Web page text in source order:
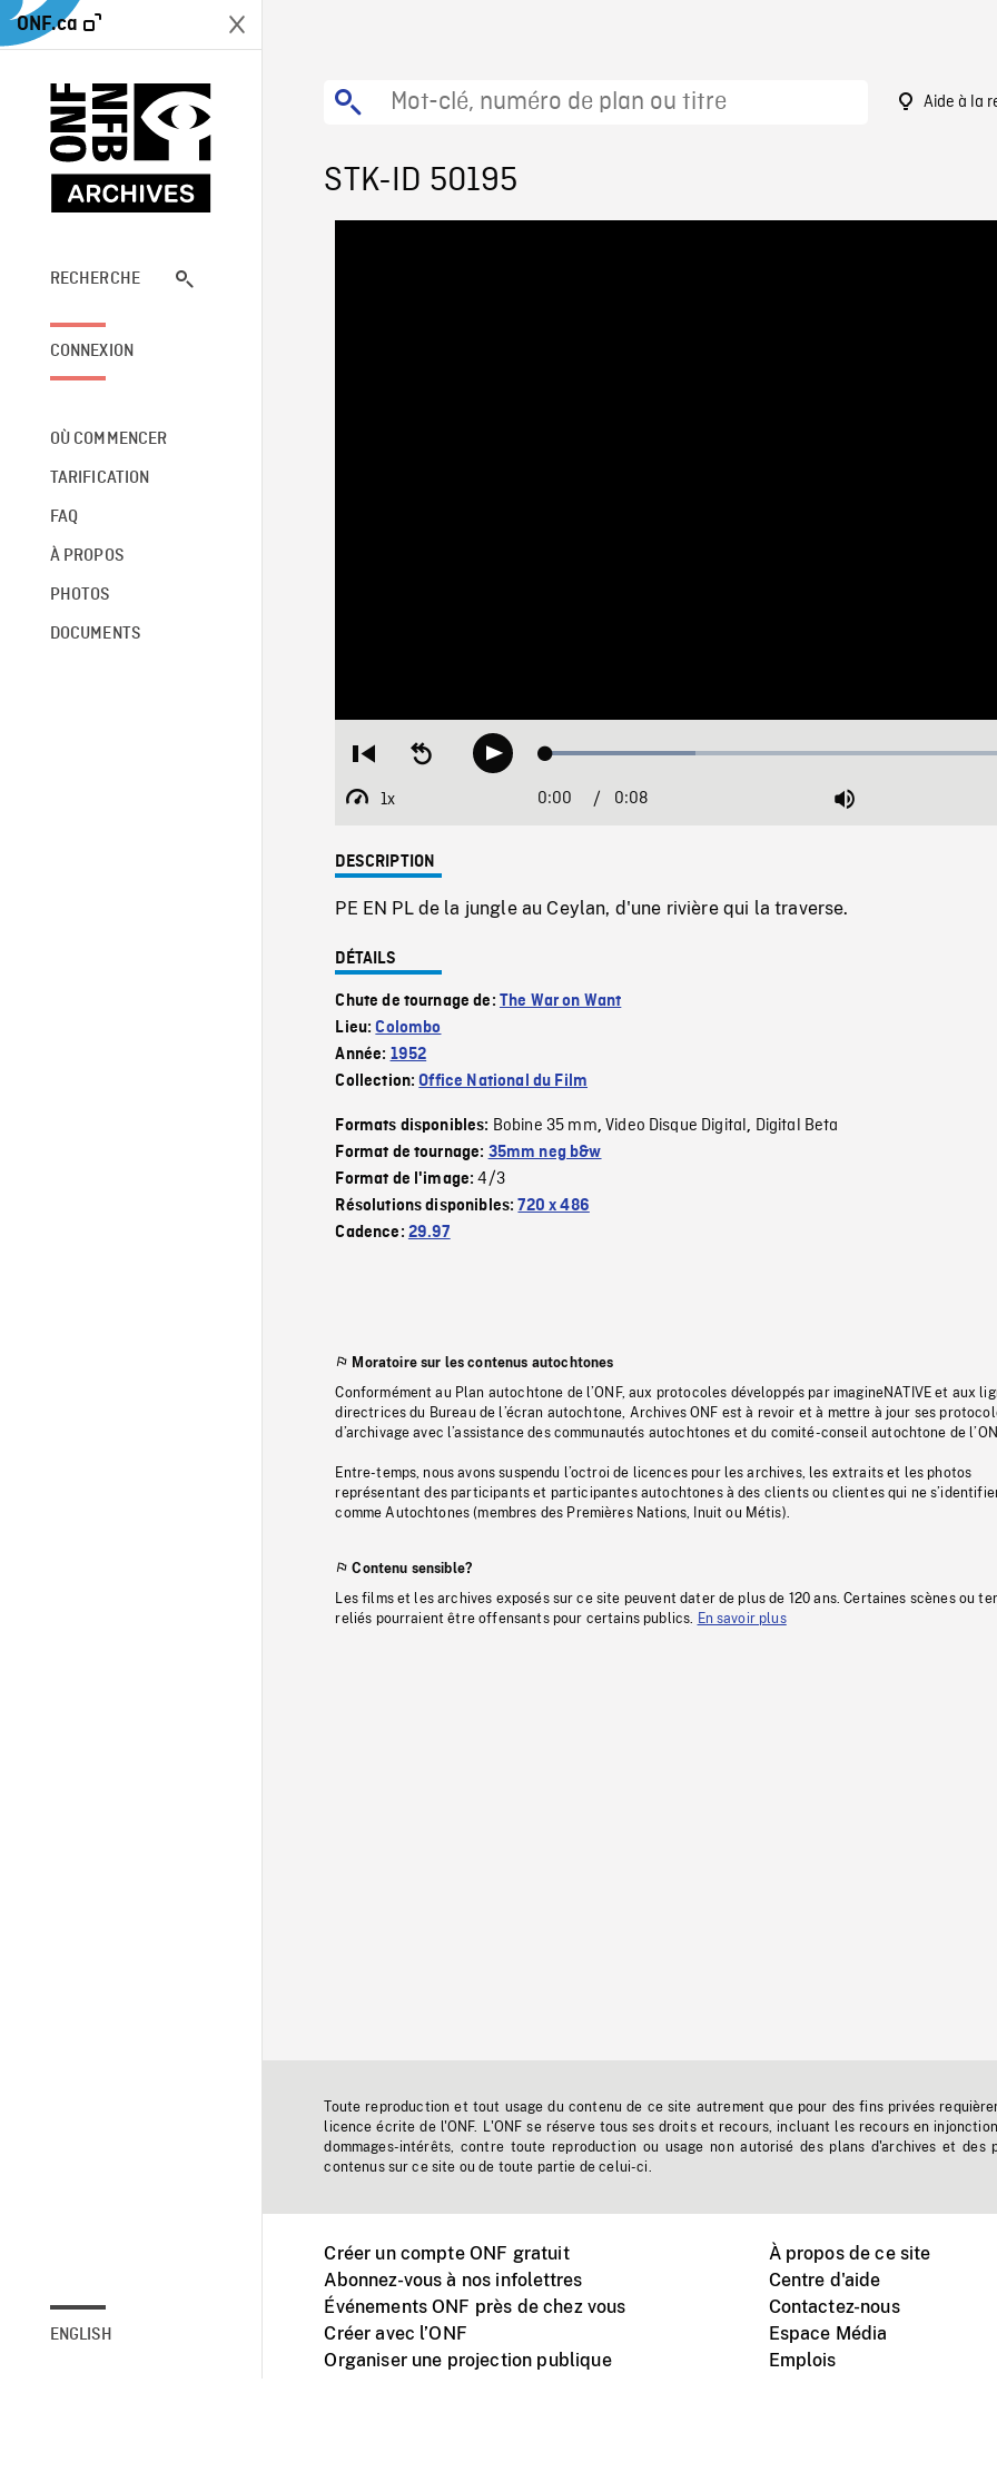
ONF.ca
RECHERCHE
CONNEXION
OÙ COMMENCER
TARIFICATION
FAQ
À PROPOS
PHOTOS
DOCUMENTS
ENGLISH
Aide à la
STK-ID 50195
Restart
beginning
Seek
backwardPlay Loaded:
1x
Playback
Current
0:00 / Duration
0:08 Mute
DESCRIPTION
PE EN PL de la jungle au Ceylan, d'une rivière qui la traverse.
DÉTAILS
Chute de tournage de: The War on Want
Lieu:Colombo
Année: 1952
Collection:Office National du Film
Formats disponibles: Bobine 35 mm,Video Disque Digital, Digital Beta
Format de tournage: 35mm neg b&w
Format de l'image:4/3
Résolutions disponibles:720 x 486
Cadence: 29.97
Moratoire sur les contenus autochtones
Conformément au Plan autochtone de l’ONF, aux protocoles développés par imagineNATIVE et aux
directrices du Bureau de l’écran autochtone, Archives ONF est à revoir et à mettre à jour ses
d’archivage avec l’assistance des communautés autochtones et du comité-conseil autochtone de
Entre-temps, nous avons suspendu l’octroi de licences pour les archives, les extraits et les photos
représentant des participants et participantes autochtones à des clients ou clientes qui ne
comme Autochtones (membres des Premières Nations, Inuit ou Métis).
Contenu sensible?
Les films et les archives exposés sur ce site peuvent dater de plus de 120 ans. Certaines scènes ou
reliés pourraient être offensants pour certains publics.
En savoir plus
Toute reproduction et tout usage du contenu de ce site autrement que pour des fins privées
licence écrite de l'ONF. L'ONF se réserve tous ses droits et recours, incluant les recours en
dommages-intérêts, contre toute reproduction ou usage non autorisé des plans d'archives et des
contenus sur ce site ou de toute partie de celui-ci.
Créer un compte ONF gratuit
Abonnez-vous à nos infolettres
Événements ONF près de chez vous
Créer avec l’ONF
Organiser une projection publique
À propos de ce site
Centre d'aide
Contactez-nous
Espace Média
Emplois